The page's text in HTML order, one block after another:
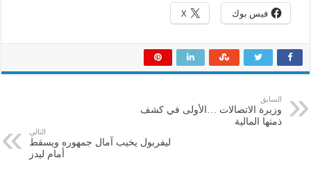
فيس بوك X
السابق
وزيرة الاتصالات …الأولى في كشف
ذمتها المالية
التالي
ليفربول يخيب آمال جمهوره ويسقط
أمام ليدز